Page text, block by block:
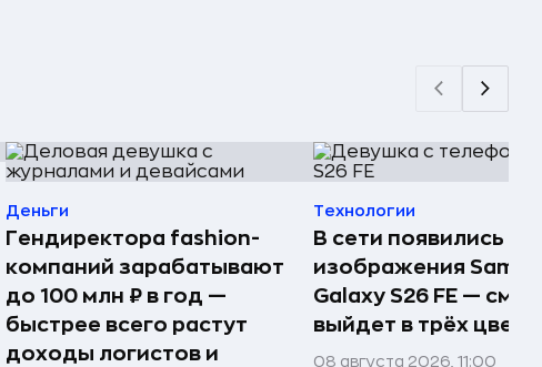
Деньги
Гендиректора fashion-
компаний зарабатывают
до 100 млн ₽ в год —
быстрее всего растут
доходы логистов и
Технологии
В сети появились
изображения
Galaxy S26 FE —
выйдет в трёх
08 августа 2026, 11:00